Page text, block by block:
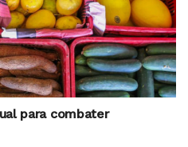
para combater